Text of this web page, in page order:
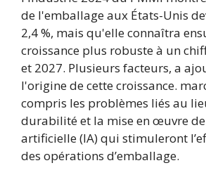
de l'emballage aux États-Unis
2,4 %, mais qu'elle connaîtra
croissance plus robuste à un
et 2027. Plusieurs facteurs, a
l'origine de cette croissance.
compris les problèmes liés au
durabilité et la mise en œuvre de
artificielle (IA) qui stimuleront
des opérations d’emballage.